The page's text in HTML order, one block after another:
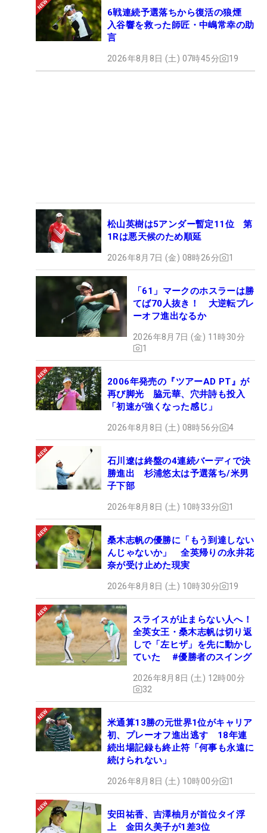
6戦連続予選落ちから復活の狼煙
入谷響を救った師匠・中嶋常幸の助
言
2026年8月8日 (土) 07時45分 19
松山英樹は5アンダー暫定11位 第
1Rは悪天候のため順延
2026年8月7日 (金) 08時26分 1
「61」マークのホスラーは勝
てば70人抜き！ 大逆転プレ
ーオフ進出なるか
2026年8月7日 (金) 11時30分
1
2006年発売の『ツアーAD PT』が
再び脚光 脇元華、穴井詩も投入
「初速が強くなった感じ」
2026年8月8日 (土) 08時56分 4
石川遼は終盤の4連続バーディで決
勝進出 杉浦悠太は予選落ち/米男
子下部
2026年8月8日 (土) 10時33分 1
桑木志帆の優勝に「もう到達しない
んじゃないか」 全英帰りの永井花
奈が受け止めた現実
2026年8月8日 (土) 10時30分 19
スライスが止まらない人へ！
全英女王・桑木志帆は切り返
しで「左ヒザ」を先に動かし
ていた #優勝者のスイング
2026年8月8日 (土) 12時00分
32
米通算13勝の元世界1位がキャリア
初、プレーオフ進出逃す 18年連
続出場記録も終止符「何事も永遠に
続けられない」
2026年8月8日 (土) 10時00分 1
安田祐香、吉澤柚月が首位タイ浮
上 金田久美子が1差3位